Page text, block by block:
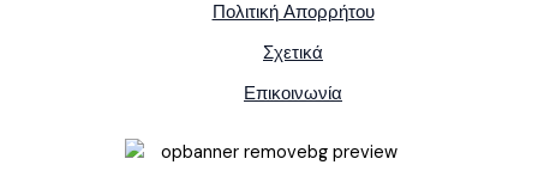
Πολιτική Απορρήτου
Σχετικά
Επικοινωνία